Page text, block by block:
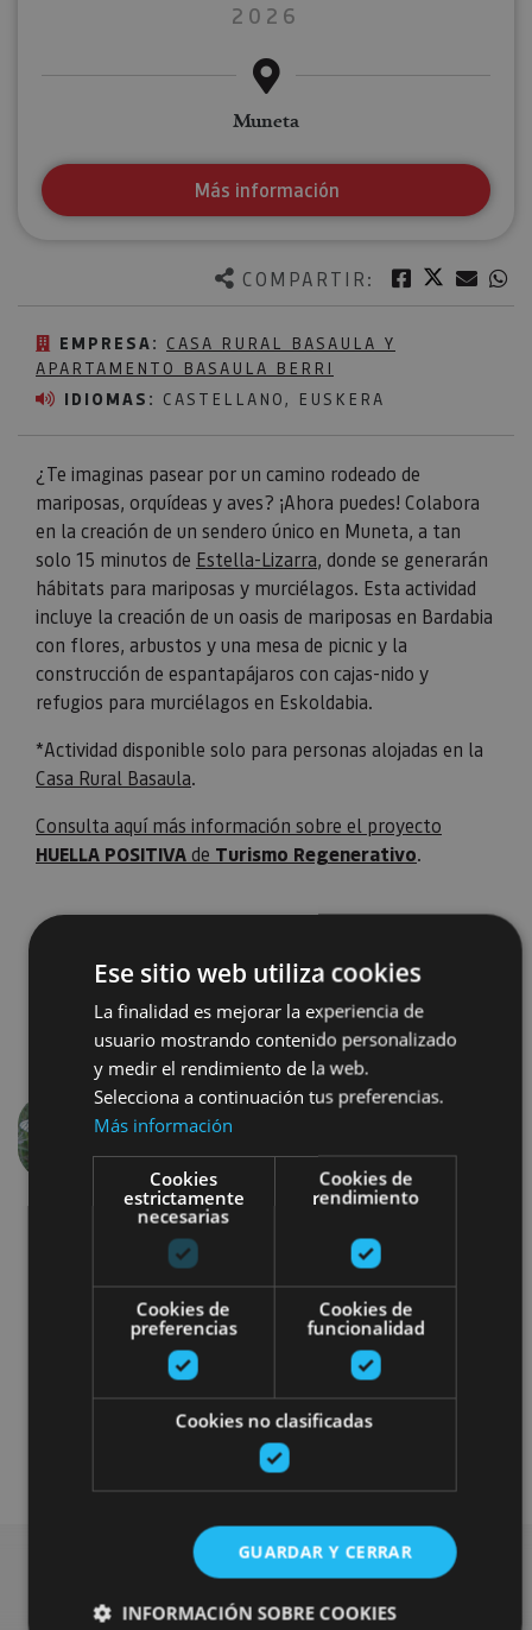
COMPARTIR: Facebook
Twitter
EMPRESA: CASA RURAL BASAULA Y
APARTAMENTO BASAULA BERRI
IDIOMAS: CASTELLANO, EUSKERA
¿Te imaginas pasear por un camino rodeado de
mariposas, orquídeas y aves? ¡Ahora puedes! Colabora
en la creación de un sendero único en Muneta, a tan
solo 15 minutos de Estella-Lizarra, donde se generarán
hábitats para mariposas y murciélagos. Esta actividad
incluye la creación de un oasis de mariposas en Bardabia
con flores, arbustos y una mesa de picnic y la
construcción de espantapájaros con cajas-nido y
refugios para murciélagos en Eskoldabia.
*Actividad disponible solo para personas alojadas en la
Casa Rural Basaula.
Consulta aquí más información sobre el proyecto
HUELLA POSITIVAde Turismo Regenerativo.
2026
Muneta
Más información
Plan disponible solo para turistas alojados
Ese sitio web utiliza cookies
La finalidad es mejorar la experiencia de
usuario mostrando contenido personalizado
y medir el rendimiento de la web.
Selecciona a continuación tus preferencias.
Más información
Cookies
estrictamente
necesarias
Cookies de
rendimiento
Cookies de
preferencias
Cookies de
funcionalidad
Cookies no clasificadas
GUARDAR Y CERRAR
INFORMACIÓN SOBRE COOKIES